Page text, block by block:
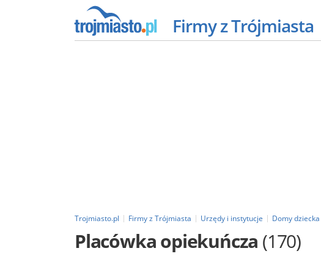
Firmy z Trójmiasta
Trojmiasto.pl Firmy z Trójmiasta Urzędy i instytucje Domy
Placówka opiekuńcza (170)